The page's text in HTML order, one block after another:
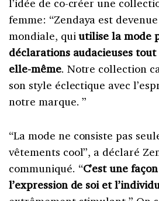
l’idée de co-créer une
femme: “Zendaya est
mondiale, quiutilise la mode
déclarations audacieuses
elle-même. Notre collection
son style éclectique avec
notre marque. ”
“La mode ne consiste pas
vêtements cool”, a déclaré
communiqué. “C’est une
l’expression de soi et